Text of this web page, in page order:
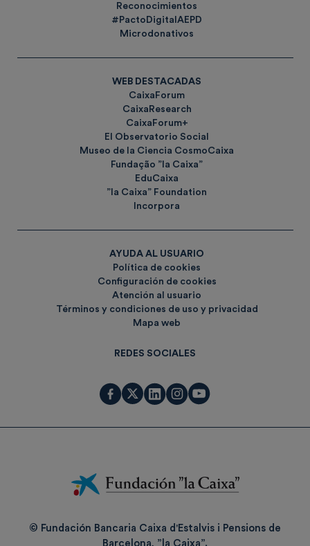
Reconocimientos
#PactoDigitalAEPD
Microdonativos
WEB DESTACADAS
CaixaForum
CaixaResearch
CaixaForum+
El Observatorio Social
Museo de la Ciencia CosmoCaixa
Fundação ”la Caixa”
EduCaixa
”la Caixa” Foundation
Incorpora
AYUDA AL USUARIO
Política de cookies
Configuración de cookies
Atención al usuario
Términos y condiciones de uso y privacidad
Mapa web
REDES SOCIALES
Fundación
La
© Fundación Bancaria Caixa d'Estalvis i Pensions de
Barcelona, ”la Caixa”.